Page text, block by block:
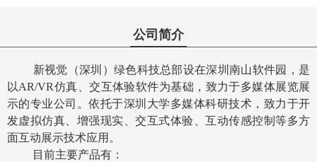
公司简介
新视觉（深圳）绿色科技总部设在深圳南山软件园，是
以AR/VR仿真、交互体验软件为基础，致力于多媒体展览展
示的专业公司。依托于深圳大学多媒体科研技术，致力于开
发虚拟仿真、增强现实、交互式体验、互动传感控制等多方
面互动展示技术应用。
目前主要产品有：